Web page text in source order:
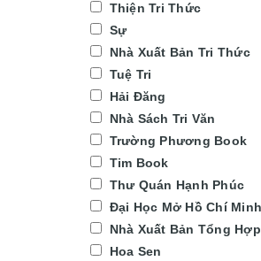
Thiện Tri Thức
Sự
Nhà Xuất Bản Tri Thức
Tuệ Tri
Hải Đăng
Nhà Sách Tri Văn
Trường Phương Book
Tim Book
Thư Quán Hạnh Phúc
Đại Học Mở Hồ Chí Minh
Nhà Xuất Bản Tổng Hợp
Hoa Sen